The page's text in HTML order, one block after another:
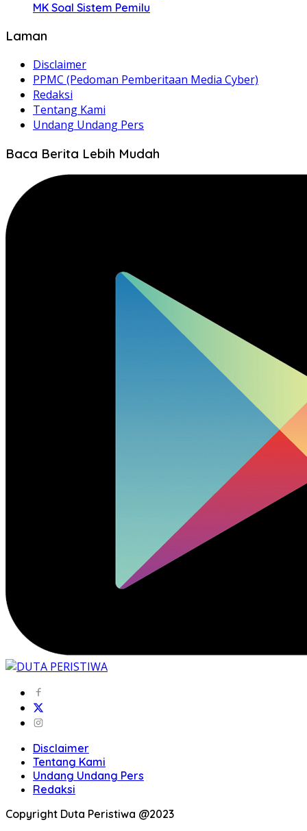
MK Soal Sistem Pemilu
Laman
Disclaimer
PPMC (Pedoman Pemberitaan Media Cyber)
Redaksi
Tentang Kami
Undang Undang Pers
Baca Berita Lebih Mudah
Disclaimer
Tentang Kami
Undang Undang Pers
Redaksi
Copyright Duta Peristiwa @2023